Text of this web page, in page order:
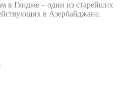
в Гяндже – один из старейших
в Азербайджане.